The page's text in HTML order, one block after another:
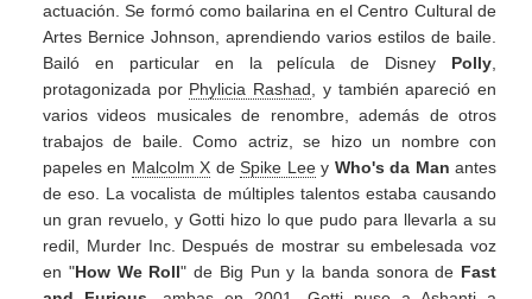
actuación. Se formó como bailarina en el Centro Cultural de
Artes Bernice Johnson, aprendiendo varios estilos de baile.
Bailó en particular en la película de Disney Polly
protagonizada por Phylicia Rashad , y también apareció en
varios videos musicales de renombre, además de otros
trabajos de baile. Como actriz, se hizo un nombre con
papeles en Malcolm X deSpike Leey Who's da Man antes
de eso. La vocalista de múltiples talentos estaba causando
un gran revuelo, y Gotti hizo lo que pudo para llevarla a su
redil, Murder Inc. Después de mostrar su embelesada voz
en "How We Roll" de Big Pun y la banda sonora de Fast